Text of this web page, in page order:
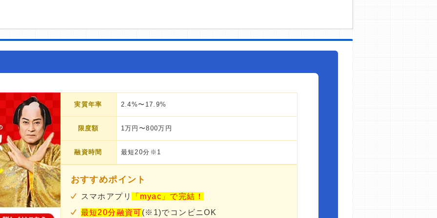
実質年率 2.4%〜17.9%
限度額 1万円〜800万円
融資時間 最短20分※1
おすすめポイント
スマホアプリ
「myac」で完結！
最短20分融資可(※1)でコンビニOK